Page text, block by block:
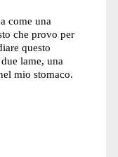
come una
che provo per
questo
lame, una
mio stomaco.